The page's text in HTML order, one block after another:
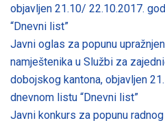
objavljen 21.10/ 22.10.2017.
“Dnevni list”
Javni oglas za popunu
namještenika u Službi za
dobojskog kantona, objavljen
dnevnom listu “Dnevni list”
Javni konkurs za popunu